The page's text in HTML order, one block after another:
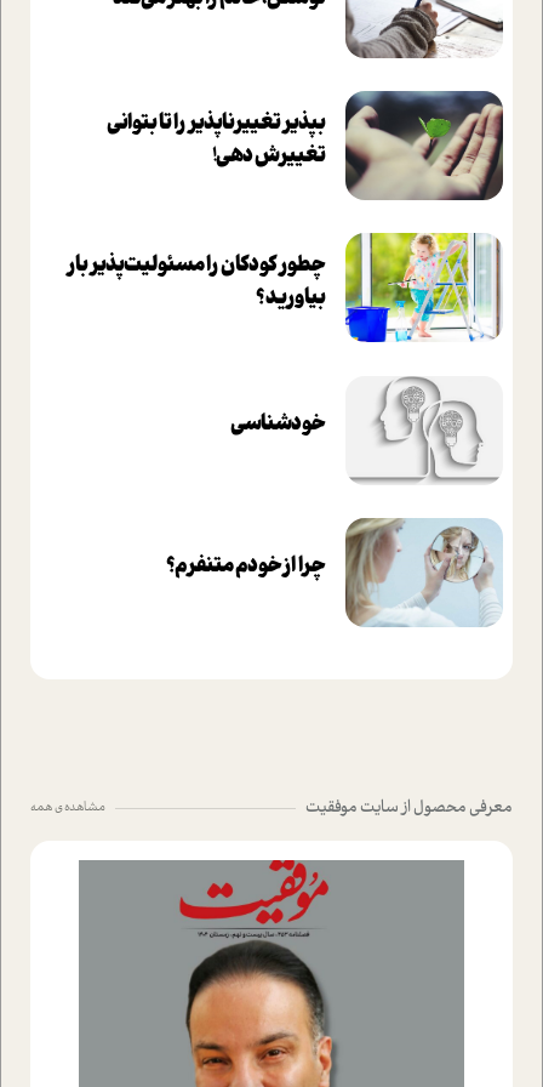
بپذير تغييرناپذير را تا بتواني
تغييرش دهي!‏
چطور کودکان را مسئولیت‌پذیر بار
بیاورید؟
خودشناسی
چرا از خودم متنفرم؟
معرفی محصول از سایت موفقیت مشاهده ی همه